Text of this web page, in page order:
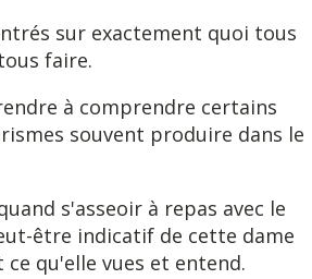
sur exactement quoi tous
faire.
à comprendre certains
souvent produire dans le
s'asseoir à repas avec le
être indicatif de cette dame
qu'elle vues et entend.